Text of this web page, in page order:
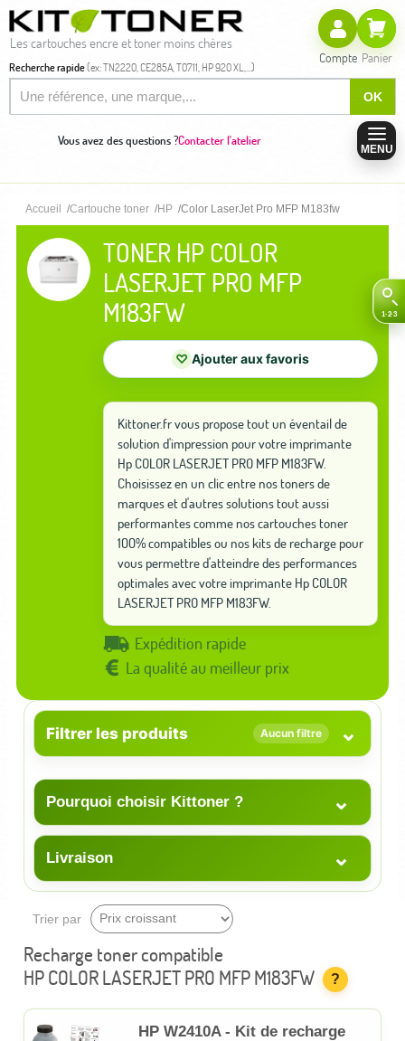
Les cartouches encre et toner moins chères
Recherche rapide(ex: TN2220, CE285A, T0711, HP 920 XL,...)
OK
Compte Panier
Vous avez des questions ?Contacter l'atelier
MENU
Accueil Cartouche toner HP Color LaserJet Pro MFP M183fw
TONER HP COLOR
LASERJET PRO MFP
M183FW
♡ Ajouter aux favoris
Kittoner.fr vous propose tout un éventail de
solution d'impression pour votre imprimante
Hp COLOR LASERJET PRO MFP M183FW.
Choisissez en un clic entre nos toners de
marques et d'autres solutions tout aussi
performantes comme nos cartouches toner
100% compatibles ou nos kits de recharge pour
vous permettre d'atteindre des performances
optimales avec votre imprimante Hp COLOR
LASERJET PRO MFP M183FW.
Expédition rapide
La qualité au meilleur prix
Filtrer les produits Aucun filtre ⌄
Pourquoi choisir Kittoner ? ⌄
Livraison ⌄
Trier par
Recharge toner compatible
HP COLOR LASERJET PRO MFP M183FW
?
HP W2410A - Kit de recharge